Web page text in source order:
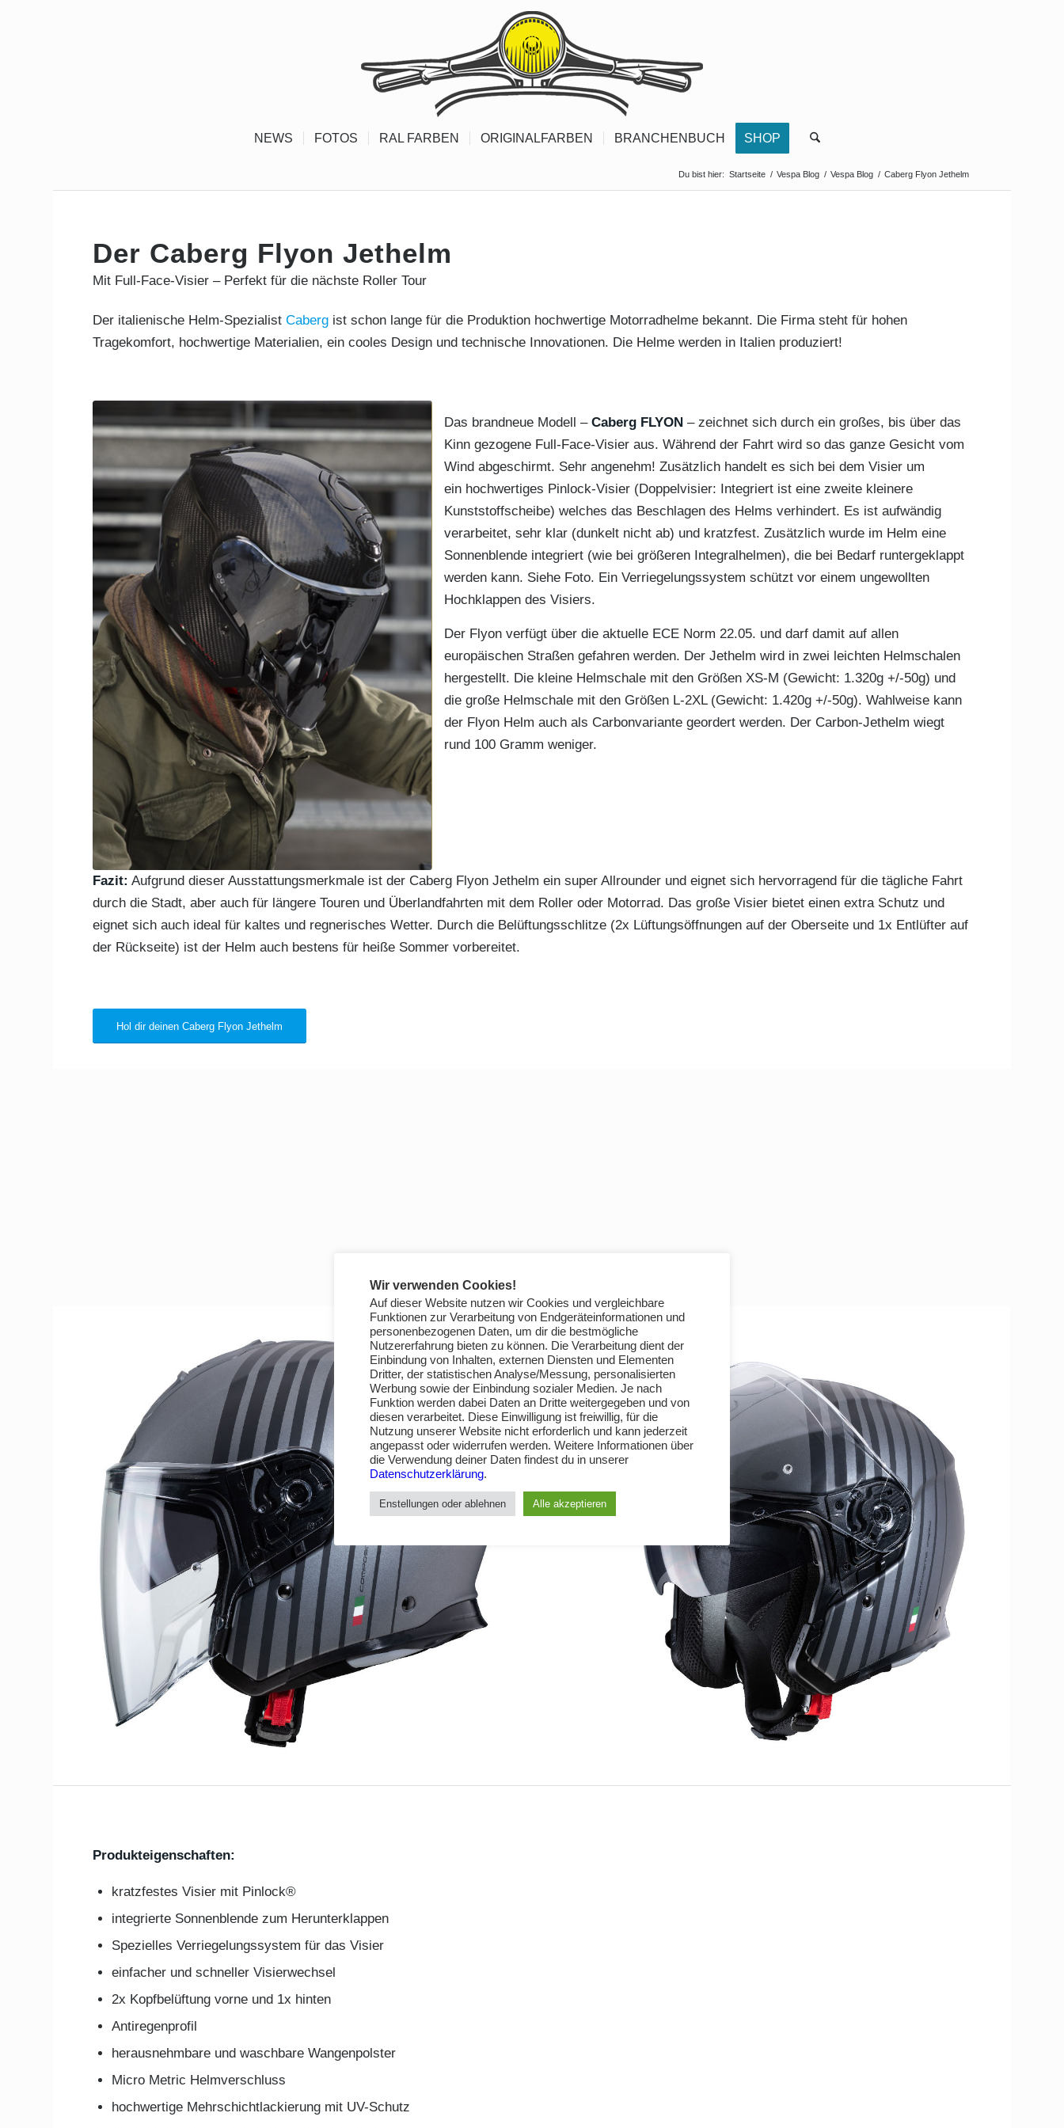
NEWS FOTOS RAL FARBEN ORIGINALFARBEN BRANCHENBUCH SHOP
Du bist hier: Startseite / Vespa Blog / Vespa Blog / Caberg Flyon Jethelm
Der Caberg Flyon Jethelm
Mit Full-Face-Visier – Perfekt für die nächste Roller Tour
Der italienische Helm-SpezialistCaberg ist schon lange für die Produktion hochwertige Motorradhelme bekannt. Die Firma steht für hohen
Tragekomfort, hochwertige Materialien, ein cooles Design und technische Innovationen. Die Helme werden in Italien produziert!
Das brandneue Modell –Caberg FLYON – zeichnet sich durch ein großes, bis über das
Kinn gezogene Full-Face-Visier aus. Während der Fahrt wird so das ganze Gesicht vom
Wind abgeschirmt. Sehr angenehm! Zusätzlich handelt es sich bei dem Visier um
ein hochwertiges Pinlock-Visier (Doppelvisier: Integriert ist eine zweite kleinere
Kunststoffscheibe) welches das Beschlagen des Helms verhindert. Es ist aufwändig
verarbeitet, sehr klar (dunkelt nicht ab) und kratzfest. Zusätzlich wurde im Helm eine
Sonnenblende integriert (wie bei größeren Integralhelmen), die bei Bedarf runtergeklappt
werden kann. Siehe Foto. Ein Verriegelungssystem schützt vor einem ungewollten
Hochklappen des Visiers.
Der Flyon verfügt über die aktuelle ECE Norm 22.05. und darf damit auf allen
europäischen Straßen gefahren werden. Der Jethelm wird in zwei leichten Helmschalen
hergestellt. Die kleine Helmschale mit den Größen XS-M (Gewicht: 1.320g +/-50g) und
die große Helmschale mit den Größen L-2XL (Gewicht: 1.420g +/-50g). Wahlweise kann
der Flyon Helm auch als Carbonvariante geordert werden. Der Carbon-Jethelm wiegt
rund 100 Gramm weniger.
Fazit: Aufgrund dieser Ausstattungsmerkmale ist der Caberg Flyon Jethelm ein super Allrounder und eignet sich hervorragend für die tägliche Fahrt
durch die Stadt, aber auch für längere Touren und Überlandfahrten mit dem Roller oder Motorrad. Das große Visier bietet einen extra Schutz und
eignet sich auch ideal für kaltes und regnerisches Wetter. Durch die Belüftungsschlitze (2x Lüftungsöffnungen auf der Oberseite und 1x Entlüfter auf
der Rückseite) ist der Helm auch bestens für heiße Sommer vorbereitet.
Hol dir deinen Caberg Flyon Jethelm
Produkteigenschaften:
kratzfestes Visier mit Pinlock®
integrierte Sonnenblende zum Herunterklappen
Spezielles Verriegelungssystem für das Visier
einfacher und schneller Visierwechsel
2x Kopfbelüftung vorne und 1x hinten
Antiregenprofil
herausnehmbare und waschbare Wangenpolster
Micro Metric Helmverschluss
hochwertige Mehrschichtlackierung mit UV-Schutz
Wir verwenden Cookies!
Auf dieser Website nutzen wir Cookies und vergleichbare
Funktionen zur Verarbeitung von Endgeräteinformationen und
personenbezogenen Daten, um dir die bestmögliche
Nutzererfahrung bieten zu können. Die Verarbeitung dient der
Einbindung von Inhalten, externen Diensten und Elementen
Dritter, der statistischen Analyse/Messung, personalisierten
Werbung sowie der Einbindung sozialer Medien. Je nach
Funktion werden dabei Daten an Dritte weitergegeben und von
diesen verarbeitet. Diese Einwilligung ist freiwillig, für die
Nutzung unserer Website nicht erforderlich und kann jederzeit
angepasst oder widerrufen werden. Weitere Informationen über
die Verwendung deiner Daten findest du in unserer
Datenschutzerklärung.
Enstellungen oder ablehnen Alle akzeptieren